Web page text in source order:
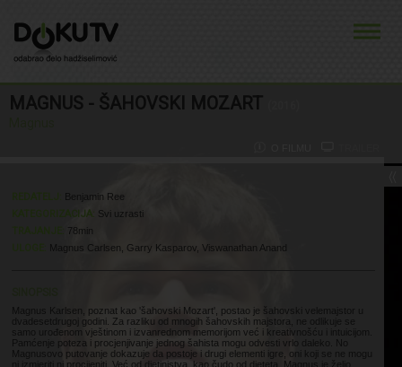
MAGNUS - ŠAHOVSKI MOZART
Benjamin Ree
KATEGORIZACIJA: Svi uzrasti
78min
Magnus Carlsen, Garry Kasparov, Viswanathan Anand
Magnus Karlsen, poznat kao 'šahovski Mozart', postao je šahovski velemajstor u
dvadesetdrugoj godini. Za razliku od mnogih šahovskih majstora, ne odlikuje se
samo urođenom vještinom i izvanrednom memorijom već i kreativnošću i intuicijom.
Pamćenje poteza i procjenjivanje jednog šahista mogu odvesti vrlo daleko. No
Magnusovo putovanje dokazuje da postoje i drugi elementi igre, oni koji se ne mogu
ni izmjeriti ni procijeniti. Već od djetinjstva, kao čudo od djeteta, Magnus je želio